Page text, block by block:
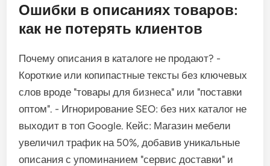
Ошибки в описаниях товаров:
как не потерять клиентов
Почему описания в каталоге не продают? -
Короткие или копипастные тексты без ключевых
слов вроде "товары для бизнеса" или "поставки
оптом". - Игнорирование SEO: без них каталог не
выходит в топ Google. Кейс: Магазин мебели
увеличил трафик на 50%, добавив уникальные
описания с упоминанием "сервис доставки" и